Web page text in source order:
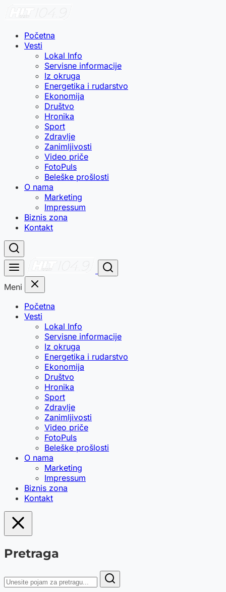
Početna
Vesti
Lokal Info
Servisne informacije
Iz okruga
Energetika i rudarstvo
Ekonomija
Društvo
Hronika
Sport
Zdravlje
Zanimljivosti
Video priče
FotoPuls
Beleške prošlosti
O nama
Marketing
Impressum
Biznis zona
Kontakt
Meni
Početna
Vesti
Lokal Info
Servisne informacije
Iz okruga
Energetika i rudarstvo
Ekonomija
Društvo
Hronika
Sport
Zdravlje
Zanimljivosti
Video priče
FotoPuls
Beleške prošlosti
O nama
Marketing
Impressum
Biznis zona
Kontakt
Pretraga